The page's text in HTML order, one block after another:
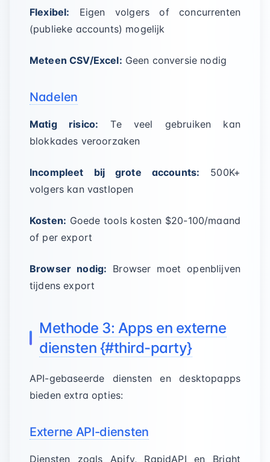
Flexibel: Eigen volgers of concurrenten
(publieke accounts) mogelijk
Meteen CSV/Excel: Geen conversie nodig
Nadelen
Matig risico: Te veel gebruiken kan
blokkades veroorzaken
Incompleet bij grote accounts: 500K+
volgers kan vastlopen
Kosten: Goede tools kosten $20-100/maand
of per export
Browser nodig: Browser moet openblijven
tijdens export
Methode 3: Apps en externe
diensten {#third-party}
API-gebaseerde diensten en desktopapps
bieden extra opties:
Externe API-diensten
Diensten zoals Apify, RapidAPI en Bright